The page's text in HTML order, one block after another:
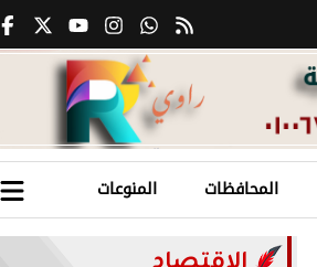
المحافظات المنوعات